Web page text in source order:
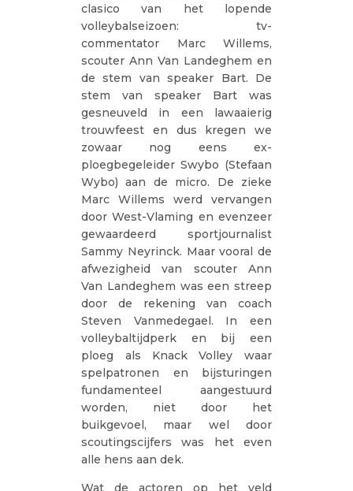
clasico van het lopende
volleybalseizoen: tv-
commentator Marc Willems,
scouter Ann Van Landeghem en
de stem van speaker Bart. De
stem van speaker Bart was
gesneuveld in een lawaaierig
trouwfeest en dus kregen we
zowaar nog eens ex-
ploegbegeleider Swybo (Stefaan
Wybo) aan de micro. De zieke
Marc Willems werd vervangen
door West-Vlaming en evenzeer
gewaardeerd sportjournalist
Sammy Neyrinck. Maar vooral de
afwezigheid van scouter Ann
Van Landeghem was een streep
door de rekening van coach
Steven Vanmedegael. In een
volleybaltijdperk en bij een
ploeg als Knack Volley waar
spelpatronen en bijsturingen
fundamenteel aangestuurd
worden, niet door het
buikgevoel, maar wel door
scoutingscijfers was het even
alle hens aan dek.
Wat de actoren op het veld